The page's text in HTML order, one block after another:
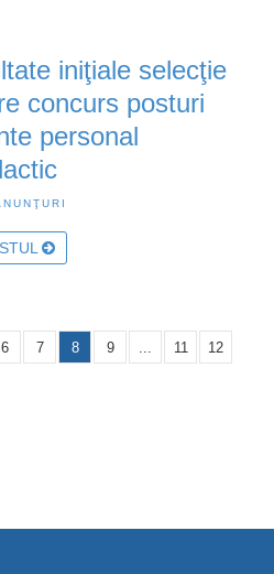
iniţiale selecţie
concurs posturi
personal
6 7 8 9 11
12